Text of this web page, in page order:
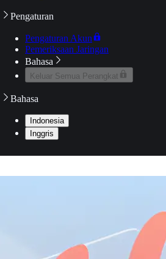
Pengaturan
Pengaturan Akun
Pemeriksaan Jaringan
Bahasa
Keluar Semua Perangkat
Bahasa
Indonesia
Inggris